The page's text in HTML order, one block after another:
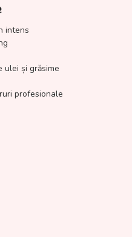
intens
ulei și grăsime
profesionale